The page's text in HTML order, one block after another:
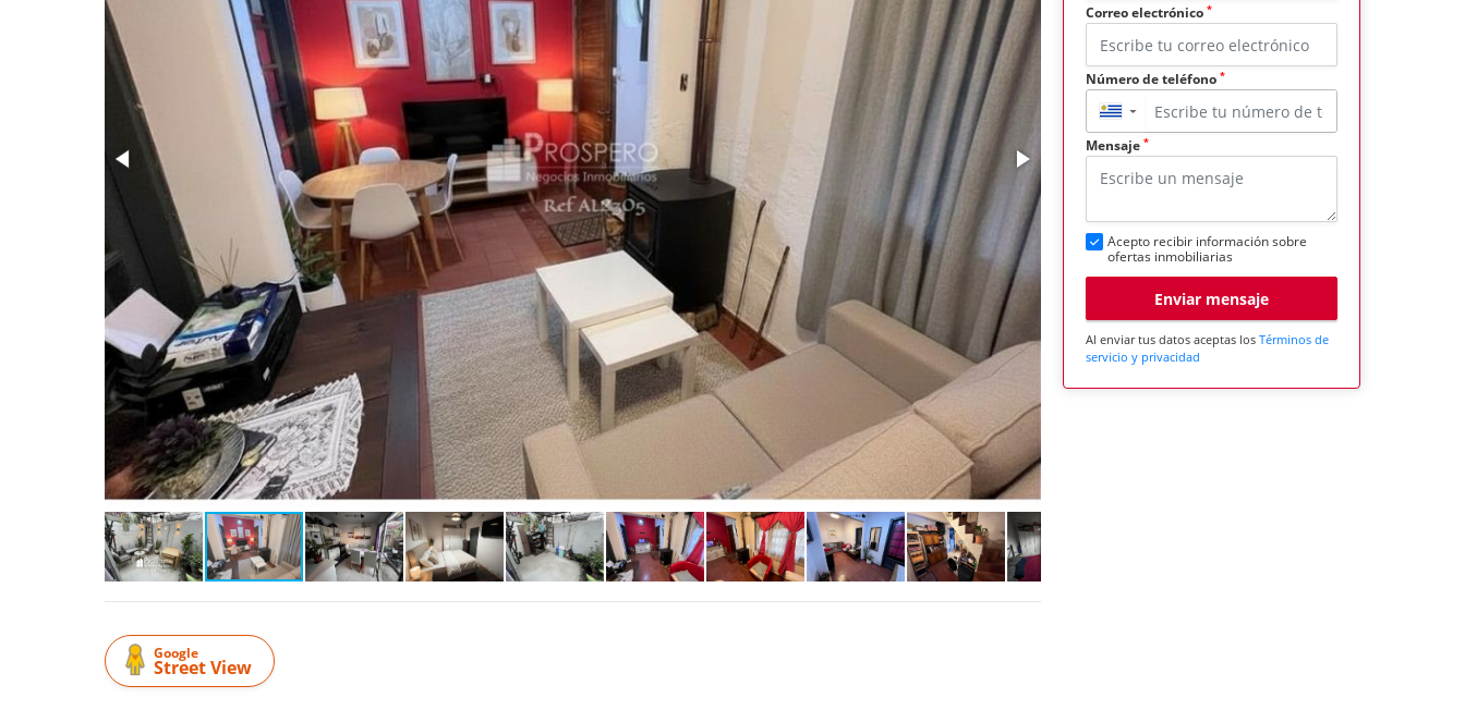
Google
Street View
Correo electrónico *
Número de teléfono *
▼
Mensaje *
Acepto recibir información sobre
ofertas inmobiliarias
Enviar mensaje
Al enviar tus datos aceptas los Términos de
servicio y privacidad